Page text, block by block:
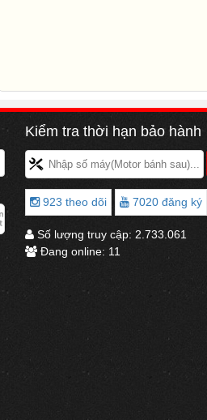
Kiểm tra thời hạn bảo hành
923 theo dõi 7020 đăng ký
Số lượng truy cập: 2.733.061
Đang online: 11